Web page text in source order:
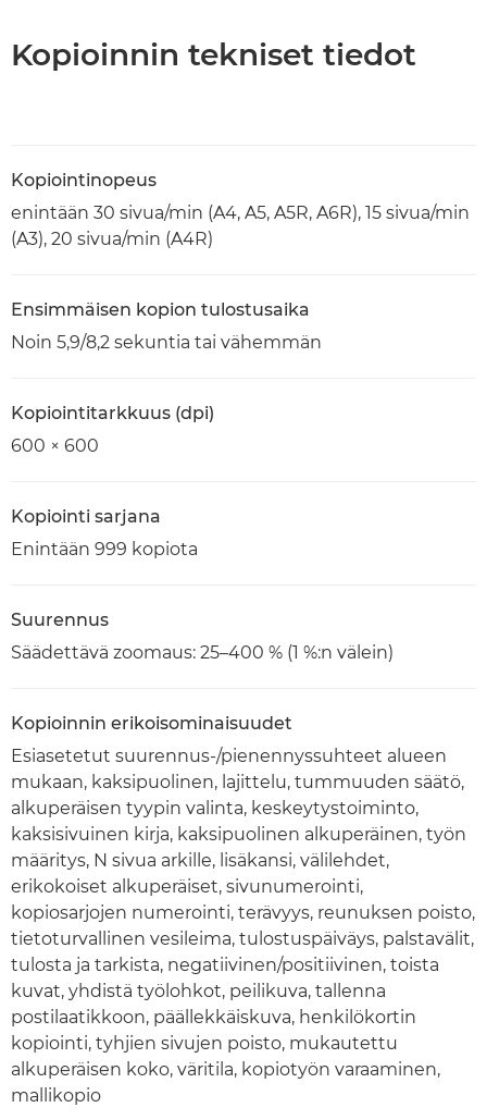
Kopioinnin tekniset tiedot
Kopiointinopeus
enintään 30 sivua/min (A4, A5, A5R, A6R), 15 sivua/min
(A3), 20 sivua/min (A4R)
Ensimmäisen kopion tulostusaika
Noin 5,9/8,2 sekuntia tai vähemmän
Kopiointitarkkuus (dpi)
600 × 600
Kopiointi sarjana
Enintään 999 kopiota
Suurennus
Säädettävä zoomaus: 25–400 % (1 %:n välein)
Kopioinnin erikoisominaisuudet
Esiasetetut suurennus-/pienennyssuhteet alueen
mukaan, kaksipuolinen, lajittelu, tummuuden säätö,
alkuperäisen tyypin valinta, keskeytystoiminto,
kaksisivuinen kirja, kaksipuolinen alkuperäinen, työn
määritys, N sivua arkille, lisäkansi, välilehdet,
erikokoiset alkuperäiset, sivunumerointi,
kopiosarjojen numerointi, terävyys, reunuksen poisto,
tietoturvallinen vesileima, tulostuspäiväys, palstavälit,
tulosta ja tarkista, negatiivinen/positiivinen, toista
kuvat, yhdistä työlohkot, peilikuva, tallenna
postilaatikkoon, päällekkäiskuva, henkilökortin
kopiointi, tyhjien sivujen poisto, mukautettu
alkuperäisen koko, väritila, kopiotyön varaaminen,
mallikopio